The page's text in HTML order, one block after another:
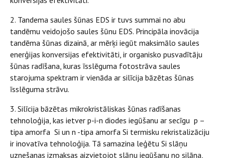
2. Tandema saules šūnas EDS ir tuvs summai no abu
tandēmu veidojošo saules šūnu EDS. Principāla inovācija
tandēma šūnas dizainā, ar mērķi iegūt maksimālo saules
enerģijas konversijas efektivitāti, ir organisko pusvadītāju
šūnas radīšana, kuras īsslēguma fotostrāva saules
starojuma spektram ir vienāda ar silīcija bāzētas šūnas
īsslēguma strāvu.
3. Silīcija bāzētas mikrokristāliskas šūnas radīšanas
tehnoloģija, kas ietver p-i-n diodes iegūšanu ar secīgu p –
tipa amorfa Si un n -tipa amorfa Si termisku rekristalizāciju
ir inovatīva tehnoloģija. Tā samazina leģētu Si slāņu
uznešanas izmaksas aizvietojot slāņu iegūšanu no silāna,